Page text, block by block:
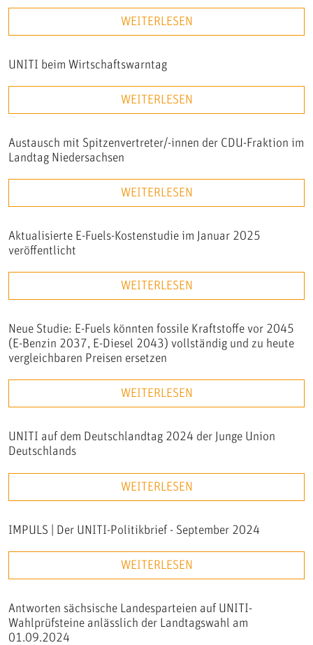
WEITERLESEN
UNITI beim Wirtschaftswarntag
WEITERLESEN
Austausch mit Spitzenvertreter/-innen der CDU-Fraktion im
Landtag Niedersachsen
WEITERLESEN
Aktualisierte E-Fuels-Kostenstudie im Januar 2025
veröffentlicht
WEITERLESEN
Neue Studie: E-Fuels könnten fossile Kraftstoffe vor 2045
(E-Benzin 2037, E-Diesel 2043) vollständig und zu heute
vergleichbaren Preisen ersetzen
WEITERLESEN
UNITI auf dem Deutschlandtag 2024 der Junge Union
Deutschlands
WEITERLESEN
IMPULS | Der UNITI-Politikbrief - September 2024
WEITERLESEN
Antworten sächsische Landesparteien auf UNITI-
Wahlprüfsteine anlässlich der Landtagswahl am
01.09.2024